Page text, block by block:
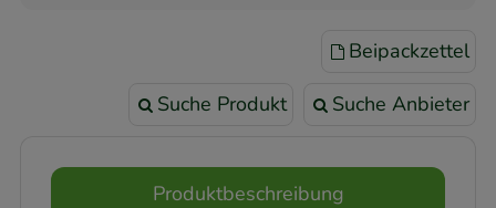
Beipackzettel
Suche Produkt Suche Anbieter
Produktbeschreibung